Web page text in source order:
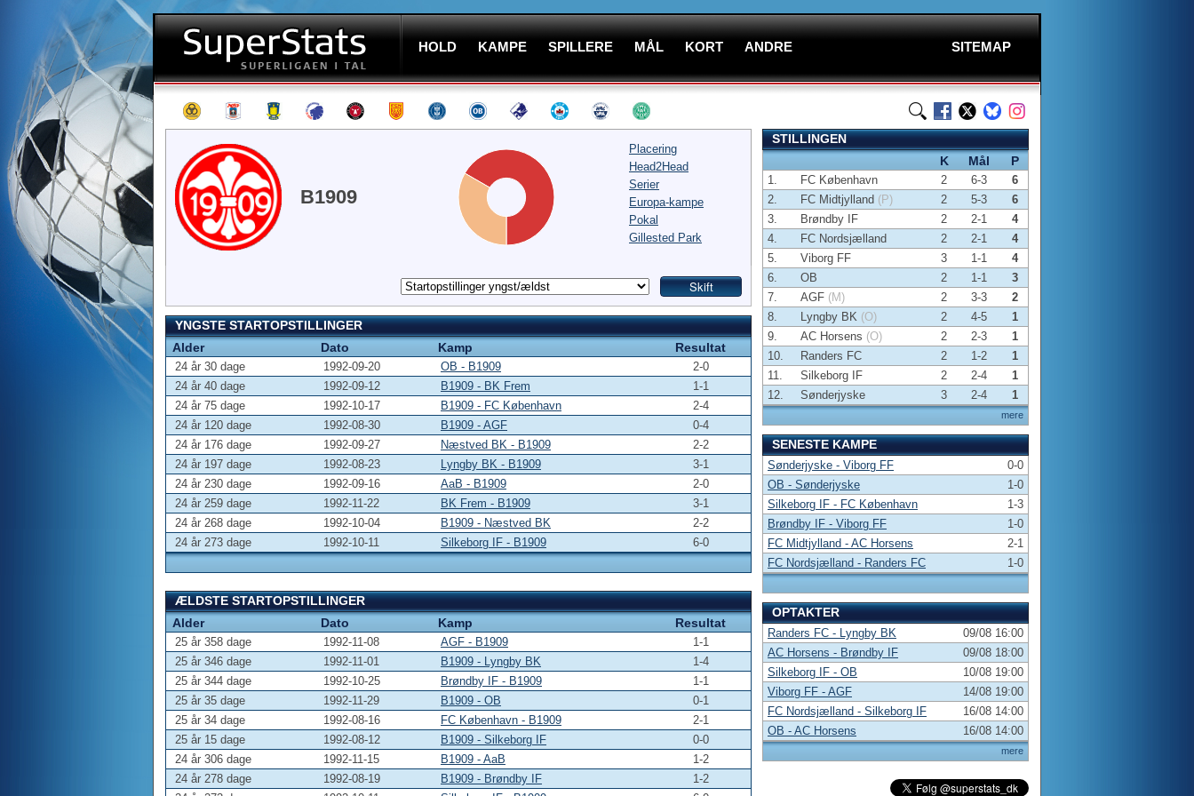
HOLD KAMPE SPILLERE MÅL KORT ANDRE SITEMAP
B1909
Placering
Head2Head
Serier
Europa-kampe
Pokal
Gillested Park
YNGSTE STARTOPSTILLINGER
Alder
Dato Kamp Resultat
24 år 30 dage 1992-09-20 OB - B1909
2-0
24 år 40 dage
1992-09-12 B1909 - BK Frem
1-1
24 år 75 dage
1992-10-17 B1909 - FC København
2-4
24 år 120 dage
1992-08-30 B1909 - AGF
0-4
24 år 176 dage
1992-09-27 Næstved BK - B1909
2-2
24 år 197 dage
1992-08-23 Lyngby BK - B1909
3-1
24 år 230 dage
1992-09-16 AaB - B1909
2-0
24 år 259 dage
1992-11-22 BK Frem - B1909
3-1
24 år 268 dage
1992-10-04 B1909 - Næstved BK
2-2
24 år 273 dage
1992-10-11 Silkeborg IF - B1909 6-0
ÆLDSTE STARTOPSTILLINGER
Alder
Dato Kamp Resultat
25 år 358 dage 1992-11-08 AGF - B1909
1-1
25 år 346 dage
1992-11-01 B1909 - Lyngby BK
1-4
25 år 344 dage
1992-10-25 Brøndby IF - B1909
1-1
25 år 35 dage
1992-11-29 B1909 - OB
0-1
25 år 34 dage
1992-08-16 FC København - B1909
2-1
25 år 15 dage
1992-08-12 B1909 - Silkeborg IF
0-0
24 år 306 dage
1992-11-15 B1909 - AaB
1-2
24 år 278 dage
1992-08-19 B1909 - Brøndby IF
1-2
STILLINGEN
K
Mål P
mere
1. FC København 2 6-3
6
2.
FC Midtjylland (P) 2 5-3
6
3.
Brøndby IF 2 2-1
4
4.
FC Nordsjælland 2 2-1
4
5.
Viborg FF 3 1-1
4
6.
OB 2 1-1
3
7.
AGF (M) 2 3-3
2
8.
Lyngby BK (O) 2 4-5
1
9.
AC Horsens (O) 2 2-3
1
10.
Randers FC 2 1-2
1
11.
Silkeborg IF 2 2-4
1
12.
Sønderjyske 3 2-4 1
SENESTE KAMPE
Sønderjyske - Viborg FF
0-0
OB - Sønderjyske
1-0
Silkeborg IF - FC København
1-3
Brøndby IF - Viborg FF
1-0
FC Midtjylland - AC Horsens
2-1
FC Nordsjælland - Randers FC
1-0
OPTAKTER
mere
Randers FC - Lyngby BK
09/08 16:00
AC Horsens - Brøndby IF
09/08 18:00
Silkeborg IF - OB
10/08 19:00
Viborg FF - AGF
14/08 19:00
FC Nordsjælland - Silkeborg IF
16/08 14:00
OB - AC Horsens
16/08 14:00